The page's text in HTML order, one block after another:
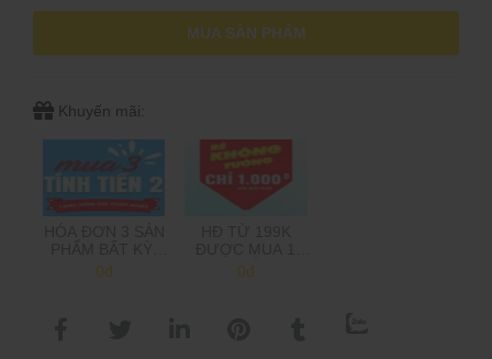
MUA SẢN PHẨM
Khuyến mãi:
CHỈ TÍNH TIỀN 2,
0đ
SẢN PHẨM 1K,
0đ